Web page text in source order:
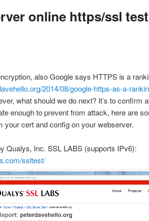
online https/ssl
also Google says HTTPS is a
2014/08/google-https-as-a-
what should we do next? It’s to confirm
enough to prevent from attack, here are
your cert and config on your webserver.
Qualys, Inc. SSL LABS (supports IPv6):
ssltest/